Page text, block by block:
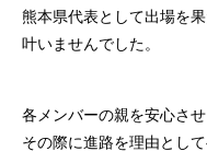
熊本県代表として出場を
叶いませんでした。
各メンバーの親を安心さ
その際に進路を理由とし